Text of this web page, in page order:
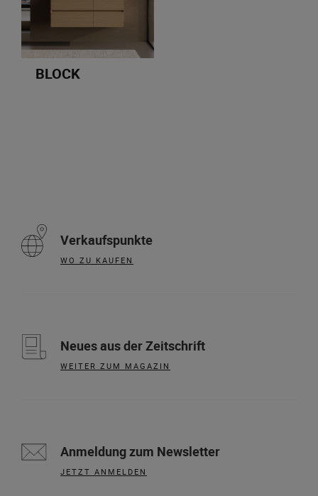
BLOCK
Verkaufspunkte
WO ZU KAUFEN
Neues aus der Zeitschrift
WEITER ZUM MAGAZIN
Anmeldung zum Newsletter
JETZT ANMELDEN